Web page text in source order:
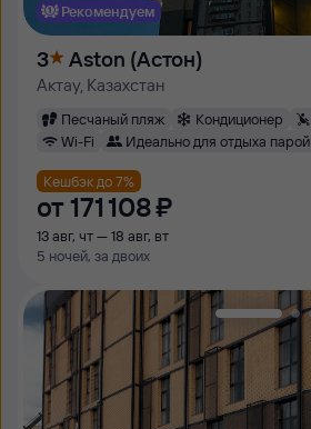
Рекомендуем
3 Aston (Астон)
Актау, Казахстан
Песчаный пляж Кондиционер
Wi-Fi
Идеально для отдыха парой
Кешбэк до 7%
от 171 ⁠108 ⁠₽
13 авг, чт — 18 авг, вт
5 ночей, за двоих